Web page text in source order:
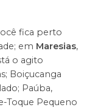
fica perto
em Maresias,
o agito
Boiçucanga
Paúba,
Toque Pequeno